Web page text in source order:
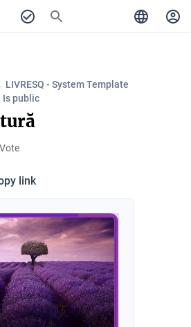
LIVRESQ - System Template
Is public
link